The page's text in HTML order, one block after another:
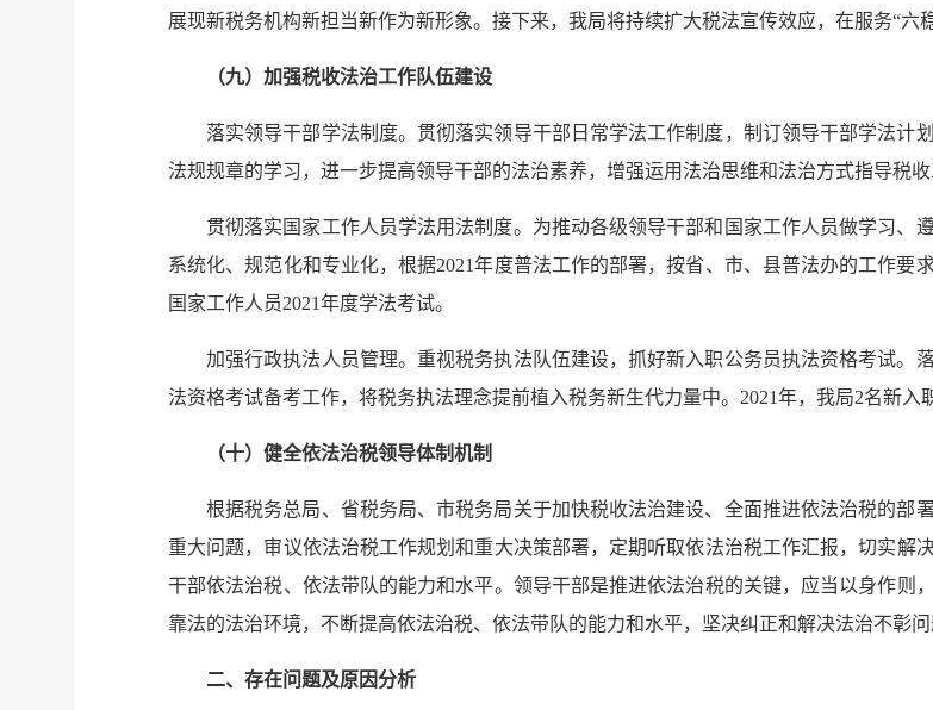
展现新税务机构新担当新作为新形象。接下来，我局将持续扩大税法宣传效应，在服务“六
（九）加强税收法治工作队伍建设
落实领导干部学法制度。贯彻落实领导干部日常学法工作制度，制订领导干部学法计
法规规章的学习，进一步提高领导干部的法治素养，增强运用法治思维和法治方式指导税收
贯彻落实国家工作人员学法用法制度。为推动各级领导干部和国家工作人员做学习、
系统化、规范化和专业化，根据2021年度普法工作的部署，按省、市、县普法办的工作
国家工作人员2021年度学法考试。
加强行政执法人员管理。重视税务执法队伍建设，抓好新入职公务员执法资格考试。
法资格考试备考工作，将税务执法理念提前植入税务新生代力量中。2021年，我局2名新入
（十）健全依法治税领导体制机制
根据税务总局、省税务局、市税务局关于加快税收法治建设、全面推进依法治税的部
重大问题，审议依法治税工作规划和重大决策部署，定期听取依法治税工作汇报，切实解
干部依法治税、依法带队的能力和水平。领导干部是推进依法治税的关键，应当以身作则
靠法的法治环境，不断提高依法治税、依法带队的能力和水平，坚决纠正和解决法治不
二、存在问题及原因分析